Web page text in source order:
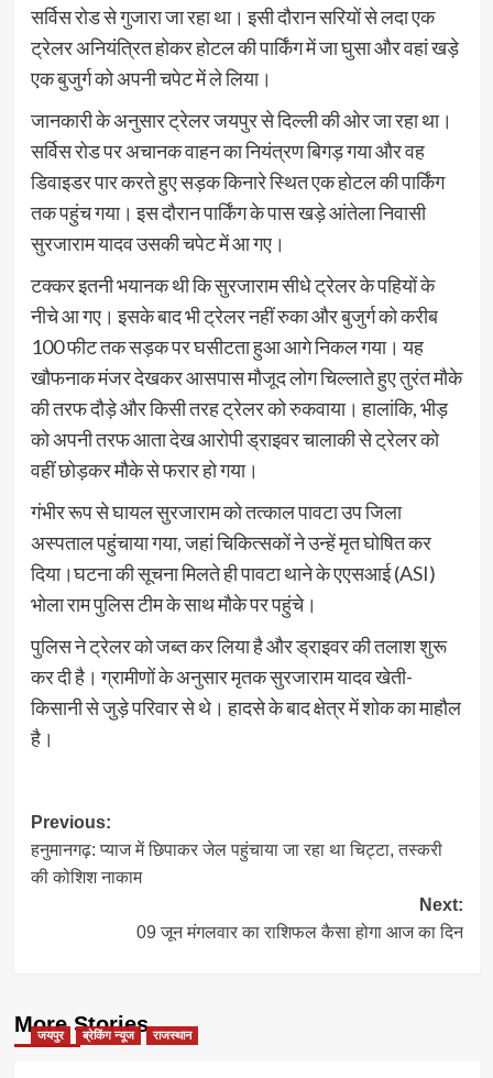
सर्विस रोड से गुजारा जा रहा था। इसी दौरान सरियों से लदा एक
ट्रेलर अनियंत्रित होकर होटल की पार्किंग में जा घुसा और वहां खड़े
एक बुजुर्ग को अपनी चपेट में ले लिया।
जानकारी के अनुसार ट्रेलर जयपुर से दिल्ली की ओर जा रहा था।
सर्विस रोड पर अचानक वाहन का नियंत्रण बिगड़ गया और वह
डिवाइडर पार करते हुए सड़क किनारे स्थित एक होटल की पार्किंग
तक पहुंच गया। इस दौरान पार्किंग के पास खड़े आंतेला निवासी
सुरजाराम यादव उसकी चपेट में आ गए।
टक्कर इतनी भयानक थी कि सुरजाराम सीधे ट्रेलर के पहियों के
नीचे आ गए। इसके बाद भी ट्रेलर नहीं रुका और बुजुर्ग को करीब
100 फीट तक सड़क पर घसीटता हुआ आगे निकल गया। यह
खौफनाक मंजर देखकर आसपास मौजूद लोग चिल्लाते हुए तुरंत मौके
की तरफ दौड़े और किसी तरह ट्रेलर को रुकवाया। हालांकि, भीड़
को अपनी तरफ आता देख आरोपी ड्राइवर चालाकी से ट्रेलर को
वहीं छोड़कर मौके से फरार हो गया।
गंभीर रूप से घायल सुरजाराम को तत्काल पावटा उप जिला
अस्पताल पहुंचाया गया, जहां चिकित्सकों ने उन्हें मृत घोषित कर
दिया।घटना की सूचना मिलते ही पावटा थाने के एएसआई (ASI)
भोला राम पुलिस टीम के साथ मौके पर पहुंचे।
पुलिस ने ट्रेलर को जब्त कर लिया है और ड्राइवर की तलाश शुरू
कर दी है। ग्रामीणों के अनुसार मृतक सुरजाराम यादव खेती-
किसानी से जुड़े परिवार से थे। हादसे के बाद क्षेत्र में शोक का माहौल
है।
Post
navigation
Previous:
हनुमानगढ़: प्याज में छिपाकर जेल पहुंचाया जा रहा था चिट्टा, तस्करी
की कोशिश नाकाम
Next:
09 जून मंगलवार का राशिफल कैसा होगा आज का दिन
More Stories
जयपुर ब्रेकिंग न्यूज राजस्थान